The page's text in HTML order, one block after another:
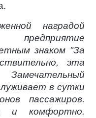
наградой
знаком "За
эта
Замечательный
в сутки
пассажиров.
и комфортно.